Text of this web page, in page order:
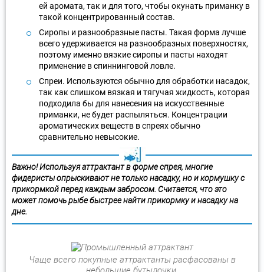
ей аромата, так и для того, чтобы окунать приманку в
такой концентрированный состав.
Сиропы и разнообразные пасты. Такая форма лучше
всего удерживается на разнообразных поверхностях,
поэтому именно вязкие сиропы и пасты находят
применение в спиннинговой ловле.
Спреи. Используются обычно для обработки насадок,
так как слишком вязкая и тягучая жидкость, которая
подходила бы для нанесения на искусственные
приманки, не будет распыляться. Концентрации
ароматических веществ в спреях обычно
сравнительно невысокие.
Важно! Используя аттрактант в форме спрея, многие
фидеристы опрыскивают не только насадку, но и кормушку с
прикормкой перед каждым забросом. Считается, что это
может помочь рыбе быстрее найти прикормку и насадку на
дне.
Чаще всего покупные аттрактанты расфасованы в